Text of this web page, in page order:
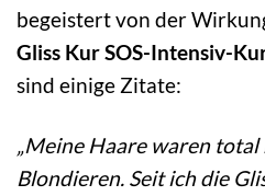
begeistert von der
Gliss Kur SOS-Intensiv-
sind einige Zitate:
„Meine Haare waren
Blondieren. Seit ich die